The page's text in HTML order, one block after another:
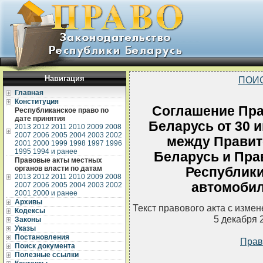
Навигация
Главная
Конституция
Республиканское право по
дате принятия
2013 2012 2011 2010 2009 2008
2007 2006 2005 2004 2003 2002
2001 2000 1999 1998 1997 1996
1995 1994 и ранее
Правовые акты местных
органов власти по датам
2013 2012 2011 2010 2009 2008
2007 2006 2005 2004 2003 2002
2001 2000 и ранее
Архивы
Кодексы
Законы
Указы
Постановления
Поиск документа
Полезные ссылки
Соглашение
Беларусь от 30
между
Беларусь и
Текст правового акта с
5 декабря